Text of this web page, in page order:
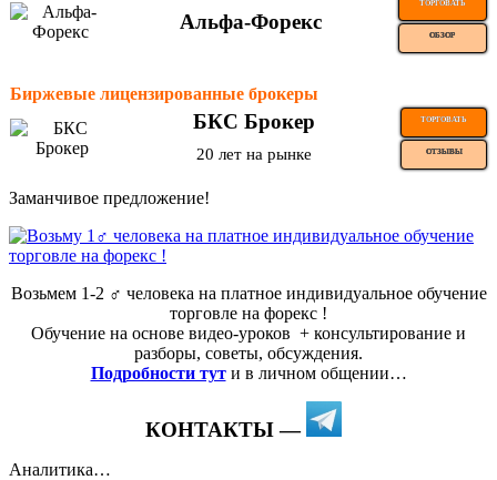
Альфа-Форекс
ТОРГОВАТЬ
ОБЗОР
Биржевые лицензированные брокеры
БКС Брокер ТОРГОВАТЬ
20 лет на рынке ОТЗЫВЫ
Заманчивое предложение!
Возьмем 1-2 ‍♂️ человека на платное индивидуальное обучение
торговле на форекс !
Обучение на основе видео-уроков ️ + консультирование и
разборы, советы, обсуждения.
Подробности тут и в личном общении…
КОНТАКТЫ —
Аналитика…